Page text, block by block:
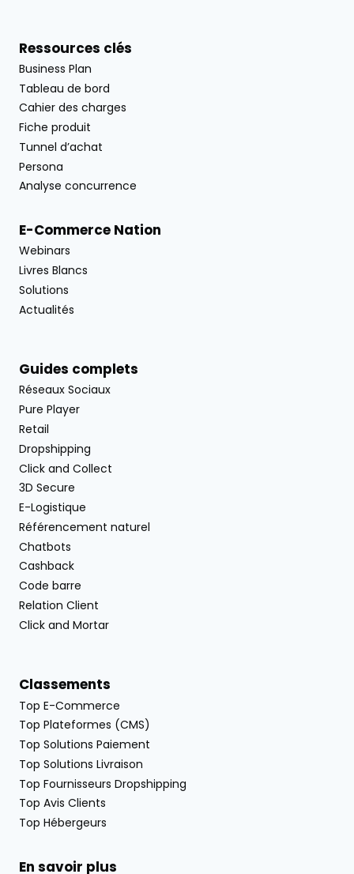
Ressources clés
Business Plan
Tableau de bord
Cahier des charges
Fiche produit
Tunnel d’achat
Persona
Analyse concurrence
E-Commerce Nation
Webinars
Livres Blancs
Solutions
Actualités
Guides complets
Réseaux Sociaux
Pure Player
Retail
Dropshipping
Click and Collect
3D Secure
E-Logistique
Référencement naturel
Chatbots
Cashback
Code barre
Relation Client
Click and Mortar
Classements
Top E-Commerce
Top Plateformes (CMS)
Top Solutions Paiement
Top Solutions Livraison
Top Fournisseurs Dropshipping
Top Avis Clients
Top Hébergeurs
En savoir plus